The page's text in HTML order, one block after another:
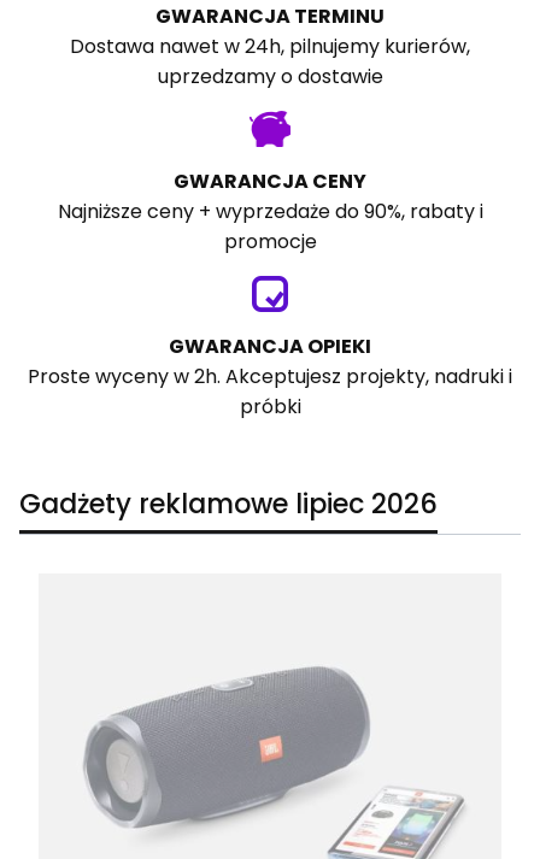
GWARANCJA TERMINU
Dostawa nawet w 24h, pilnujemy kurierów,
uprzedzamy o dostawie
GWARANCJA CENY
Najniższe ceny + wyprzedaże do 90%, rabaty i
promocje
GWARANCJA OPIEKI
Proste wyceny w 2h. Akceptujesz projekty, nadruki i
próbki
Gadżety reklamowe lipiec 2026